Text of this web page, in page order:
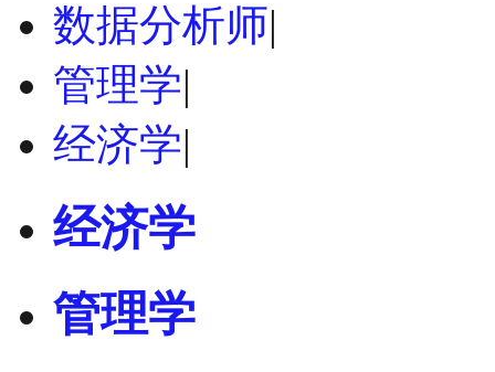
数据分析师|
管理学|
经济学|
经济学
管理学